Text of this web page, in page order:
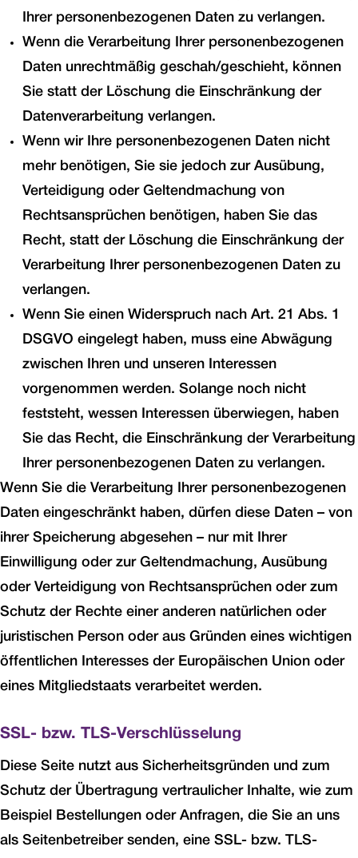
Ihrer personenbezogenen Daten zu verlangen.
Wenn die Verarbeitung Ihrer personenbezogenen
Daten unrechtmäßig geschah/geschieht, können
Sie statt der Löschung die Einschränkung der
Datenverarbeitung verlangen.
Wenn wir Ihre personenbezogenen Daten nicht
mehr benötigen, Sie sie jedoch zur Ausübung,
Verteidigung oder Geltendmachung von
Rechtsansprüchen benötigen, haben Sie das
Recht, statt der Löschung die Einschränkung der
Verarbeitung Ihrer personenbezogenen Daten zu
verlangen.
Wenn Sie einen Widerspruch nach Art. 21 Abs. 1
DSGVO eingelegt haben, muss eine Abwägung
zwischen Ihren und unseren Interessen
vorgenommen werden. Solange noch nicht
feststeht, wessen Interessen überwiegen, haben
Sie das Recht, die Einschränkung der Verarbeitung
Ihrer personenbezogenen Daten zu verlangen.
Wenn Sie die Verarbeitung Ihrer personenbezogenen
Daten eingeschränkt haben, dürfen diese Daten – von
ihrer Speicherung abgesehen – nur mit Ihrer
Einwilligung oder zur Geltendmachung, Ausübung
oder Verteidigung von Rechtsansprüchen oder zum
Schutz der Rechte einer anderen natürlichen oder
juristischen Person oder aus Gründen eines wichtigen
öffentlichen Interesses der Europäischen Union oder
eines Mitgliedstaats verarbeitet werden.
SSL- bzw. TLS-Verschlüsselung
Diese Seite nutzt aus Sicherheitsgründen und zum
Schutz der Übertragung vertraulicher Inhalte, wie zum
Beispiel Bestellungen oder Anfragen, die Sie an uns
als Seitenbetreiber senden, eine SSL- bzw. TLS-